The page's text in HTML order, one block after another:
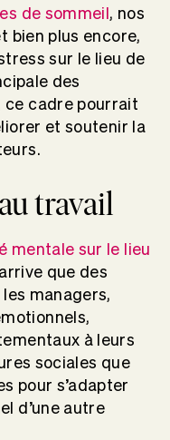
de sommeil, nos
bien plus encore,
sur le lieu de
des
ce cadre pourrait
et soutenir la
travail
mentale sur le lieu
que des
managers,
à leurs
sociales que
pour s’adapter
d’une autre